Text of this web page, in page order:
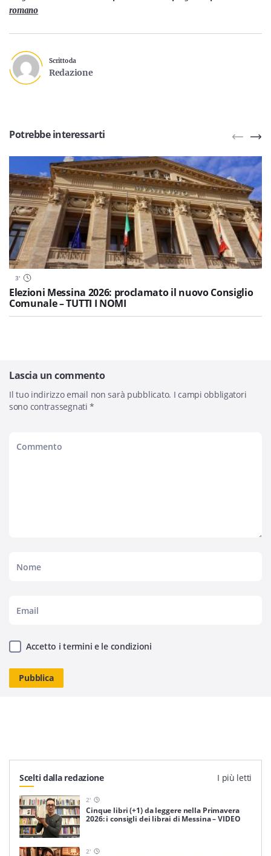
romano
Scritto da
Redazione
Potrebbe interessarti
3'
Elezioni Messina 2026: proclamato il nuovo Consiglio
Comunale – TUTTI I NOMI
Lascia un commento
Il tuo indirizzo email non sarà pubblicato. I campi obbligatori
sono contrassegnati*
Accetto i termini e le condizioni
Scelti dalla redazione I più letti
2'
Cinque libri (+1) da leggere nella Primavera
2026: i consigli dei librai di Messina – VIDEO
2'